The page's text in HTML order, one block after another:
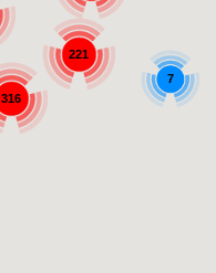
221
316
7